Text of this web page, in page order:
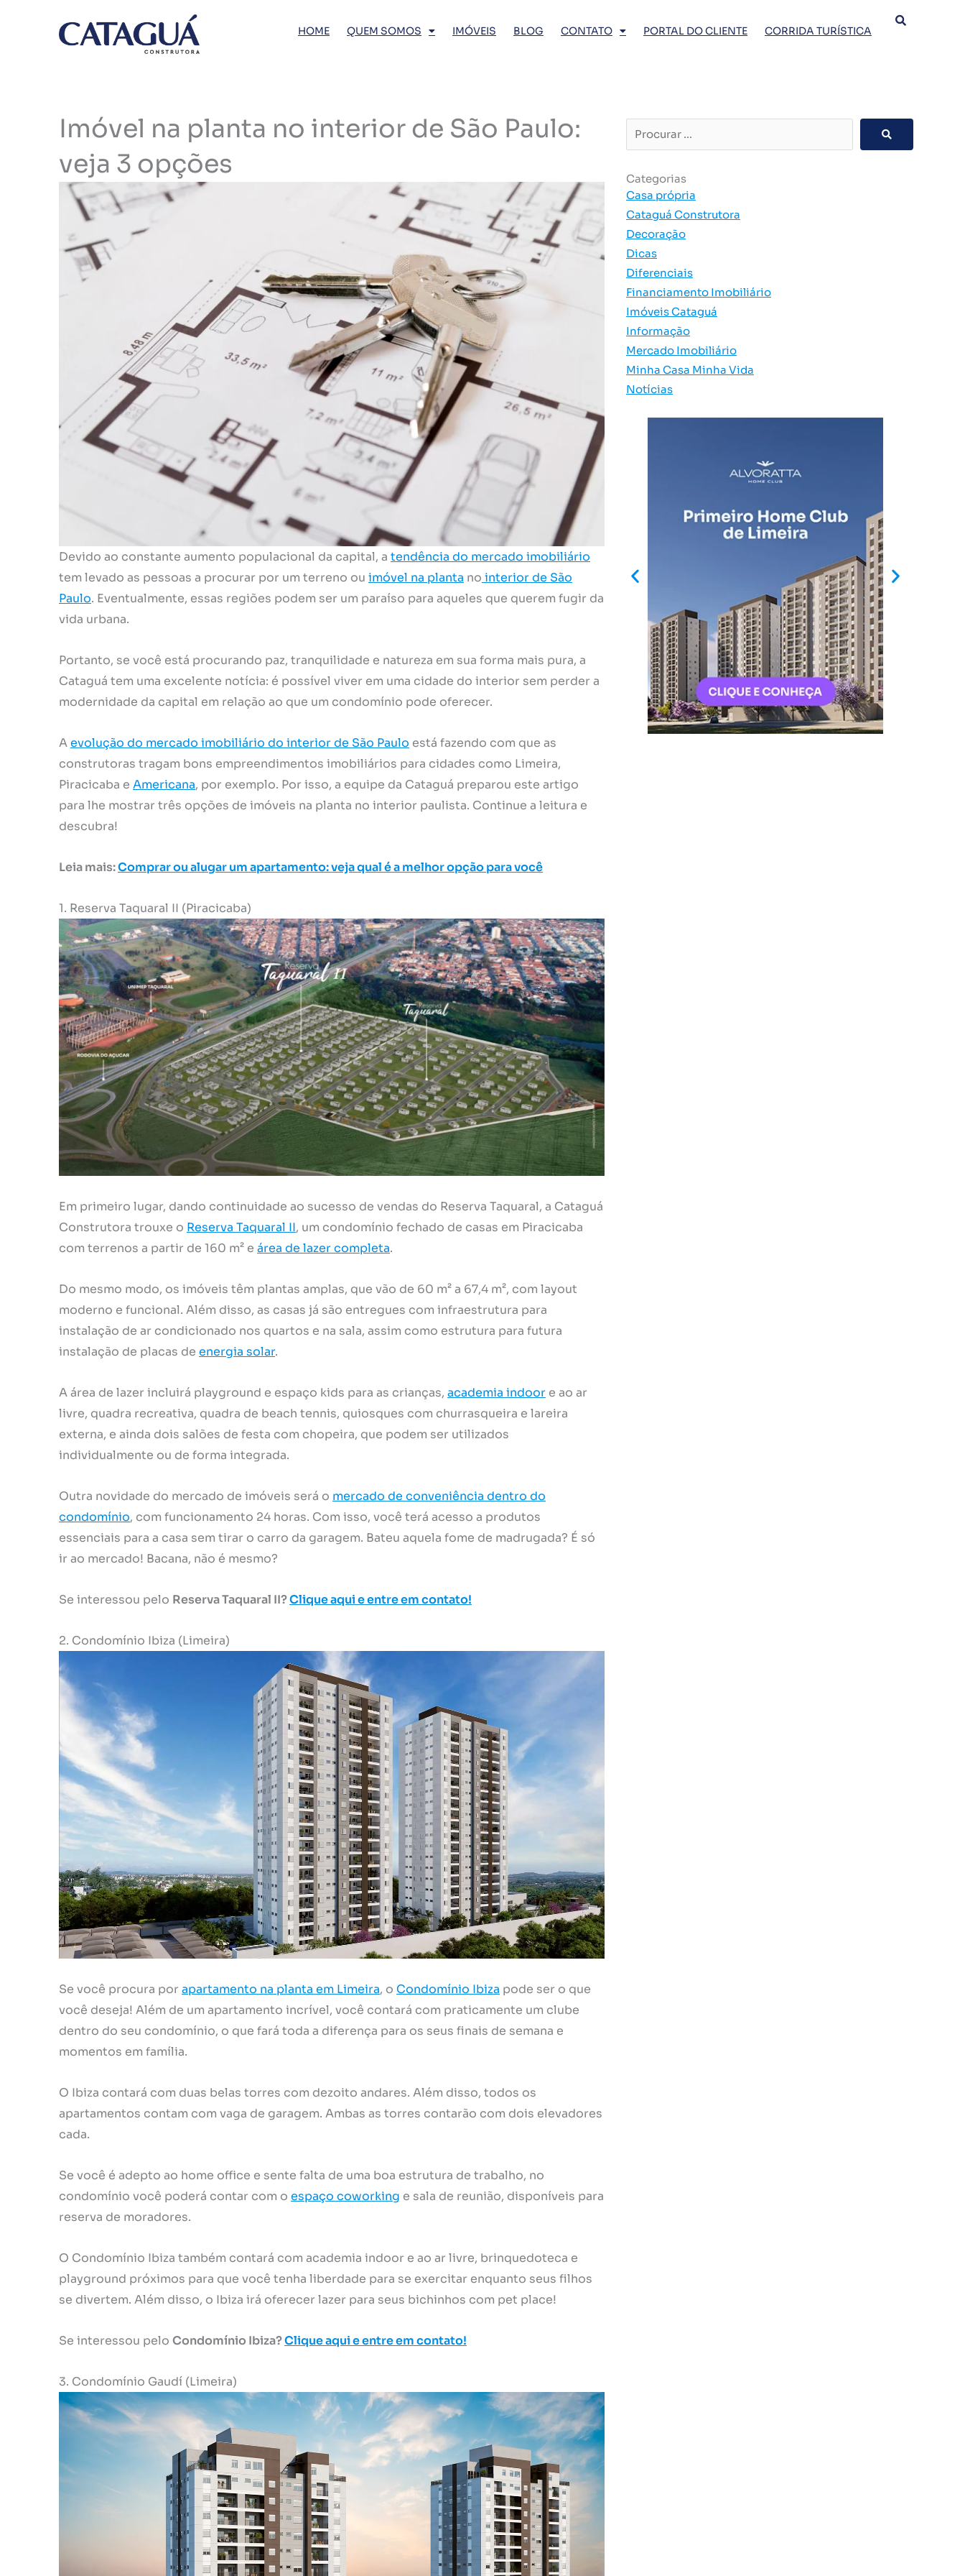
HOME QUEM SOMOS IMÓVEIS BLOG CONTATO PORTAL DO CLIENTE CORRIDA TURÍSTICA
Imóvel na planta no interior de São Paulo:
veja 3 opções
Devido ao constante aumento populacional da capital, a tendência do mercado imobiliário
tem levado as pessoas a procurar por um terreno ou imóvel na planta no interior de São
Paulo. Eventualmente, essas regiões podem ser um paraíso para aqueles que querem fugir da
vida urbana.
Portanto, se você está procurando paz, tranquilidade e natureza em sua forma mais pura, a
Cataguá tem uma excelente notícia: é possível viver em uma cidade do interior sem perder a
modernidade da capital em relação ao que um condomínio pode oferecer.
Aevolução do mercado imobiliário do interior de São Paulo está fazendo com que as
construtoras tragam bons empreendimentos imobiliários para cidades como Limeira,
Piracicaba e Americana, por exemplo. Por isso, a equipe da Cataguá preparou este artigo
para lhe mostrar três opções de imóveis na planta no interior paulista. Continue a leitura e
descubra!
Leia mais:Comprar ou alugar um apartamento: veja qual é a melhor opção para você
1. Reserva Taquaral II (Piracicaba)
Em primeiro lugar, dando continuidade ao sucesso de vendas do Reserva Taquaral, a Cataguá
Construtora trouxe o Reserva Taquaral II, um condomínio fechado de casas em Piracicaba
com terrenos a partir de 160 m² e área de lazer completa.
Do mesmo modo, os imóveis têm plantas amplas, que vão de 60 m² a 67,4 m², com layout
moderno e funcional. Além disso, as casas já são entregues com infraestrutura para
instalação de ar condicionado nos quartos e na sala, assim como estrutura para futura
instalação de placas de energia solar.
A área de lazer incluirá playground e espaço kids para as crianças, academia indoor e ao ar
livre, quadra recreativa, quadra de beach tennis, quiosques com churrasqueira e lareira
externa, e ainda dois salões de festa com chopeira, que podem ser utilizados
individualmente ou de forma integrada.
Outra novidade do mercado de imóveis será o mercado de conveniência dentro do
condomínio, com funcionamento 24 horas. Com isso, você terá acesso a produtos
essenciais para a casa sem tirar o carro da garagem. Bateu aquela fome de madrugada? É só
ir ao mercado! Bacana, não é mesmo?
Se interessou pelo Reserva Taquaral II?Clique aqui e entre em contato!
2. Condomínio Ibiza (Limeira)
Se você procura por apartamento na planta em Limeira, o Condomínio Ibiza pode ser o que
você deseja! Além de um apartamento incrível, você contará com praticamente um clube
dentro do seu condomínio, o que fará toda a diferença para os seus finais de semana e
momentos em família.
O Ibiza contará com duas belas torres com dezoito andares. Além disso, todos os
apartamentos contam com vaga de garagem. Ambas as torres contarão com dois elevadores
cada.
Se você é adepto ao home office e sente falta de uma boa estrutura de trabalho, no
condomínio você poderá contar com o espaço coworking e sala de reunião, disponíveis para
reserva de moradores.
O Condomínio Ibiza também contará com academia indoor e ao ar livre, brinquedoteca e
playground próximos para que você tenha liberdade para se exercitar enquanto seus filhos
se divertem. Além disso, o Ibiza irá oferecer lazer para seus bichinhos com pet place!
Se interessou pelo Condomínio Ibiza?Clique aqui e entre em contato!
3. Condomínio Gaudí (Limeira)
Procurar
…
Categorias
Casa própria
Cataguá Construtora
Decoração
Dicas
Diferenciais
Financiamento Imobiliário
Imóveis Cataguá
Informação
Mercado Imobiliário
Minha Casa Minha Vida
Notícias